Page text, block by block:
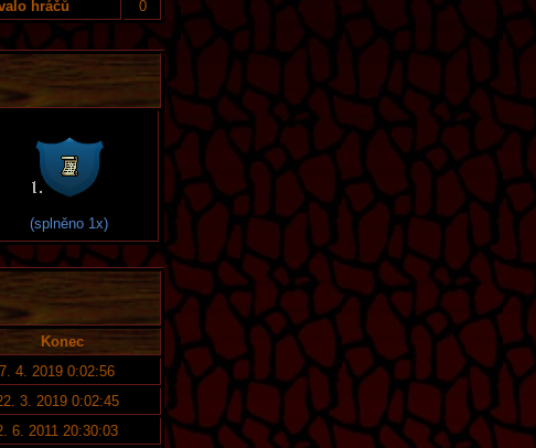
hráčů 0
(splněno 1x)
Konec
7. 4. 2019 0:02:56
3. 2019 0:02:45
6. 2011 20:30:03